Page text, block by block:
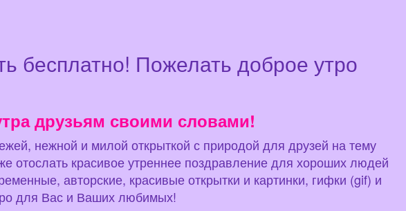
бесплатно! Пожелать доброе утро
друзьям своими словами!
нежной и милой открыткой с природой для друзей на тему
отослать красивое утреннее поздравление для хороших людей
авторские, красивые открытки и картинки, гифки (gif) и
для Вас и Ваших любимых!